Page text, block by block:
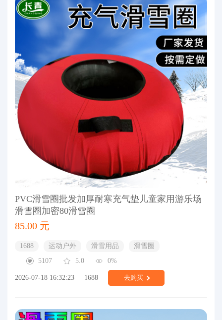
PVC滑雪圈批发加厚耐寒充气垫儿童家用游乐场
滑雪圈加密80滑雪圈
85.00 元
1688 运动户外 滑雪用品
滑雪圈
5107
5.0 0%
2026-07-18 16:32:23 1688 去购买